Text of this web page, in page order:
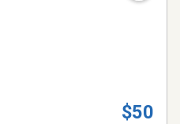
$50